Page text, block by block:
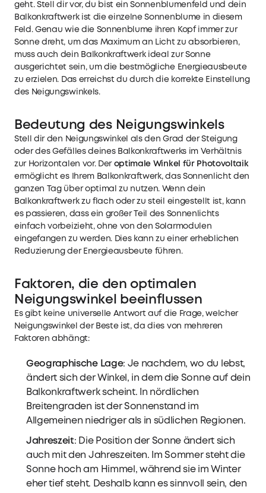
geht. Stell dir vor, du bist ein Sonnenblumenfeld und dein
Balkonkraftwerk ist die einzelne Sonnenblume in diesem
Feld. Genau wie die Sonnenblume ihren Kopf immer zur
Sonne dreht, um das Maximum an Licht zu absorbieren,
muss auch dein Balkonkraftwerk ideal zur Sonne
ausgerichtet sein, um die bestmögliche Energieausbeute
zu erzielen. Das erreichst du durch die korrekte Einstellung
des Neigungswinkels.
Bedeutung des Neigungswinkels
Stell dir den Neigungswinkel als den Grad der Steigung
oder des Gefälles deines Balkonkraftwerks im Verhältnis
zur Horizontalen vor. Der optimale Winkel für Photovoltaik
ermöglicht es Ihrem Balkonkraftwerk, das Sonnenlicht den
ganzen Tag über optimal zu nutzen. Wenn dein
Balkonkraftwerk zu flach oder zu steil eingestellt ist, kann
es passieren, dass ein großer Teil des Sonnenlichts
einfach vorbeizieht, ohne von den Solarmodulen
eingefangen zu werden. Dies kann zu einer erheblichen
Reduzierung der Energieausbeute führen.
Faktoren, die den optimalen
Neigungswinkel beeinflussen
Es gibt keine universelle Antwort auf die Frage, welcher
Neigungswinkel der Beste ist, da dies von mehreren
Faktoren abhängt:
Geographische Lage: Je nachdem, wo du lebst,
ändert sich der Winkel, in dem die Sonne auf dein
Balkonkraftwerk scheint. In nördlichen
Breitengraden ist der Sonnenstand im
Allgemeinen niedriger als in südlichen Regionen.
Jahreszeit: Die Position der Sonne ändert sich
auch mit den Jahreszeiten. Im Sommer steht die
Sonne hoch am Himmel, während sie im Winter
eher tief steht. Deshalb kann es sinnvoll sein, den